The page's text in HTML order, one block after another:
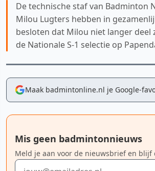
De technische staf van Badminton
Milou Lugters hebben in
besloten dat Milou niet langer deel
de Nationale S-1 selectie op
Maak badmintonline.nl je Google-
Mis geen badmintonnieuws
Meld je aan voor de nieuwsbrief en blijf
E-mailadres